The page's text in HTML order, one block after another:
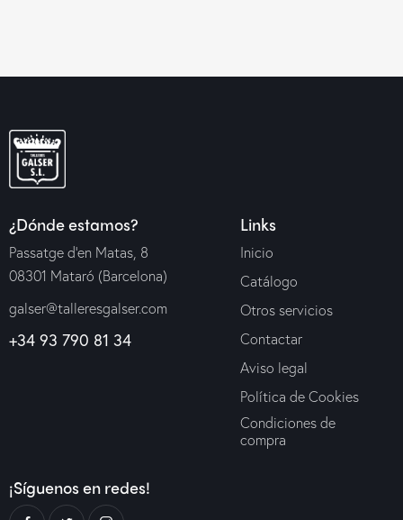
¿Dónde estamos?
Passatge d’en Matas, 8
08301 Mataró (Barcelona)
galser@talleresgalser.com
+34 93 790 81 34
Links
Inicio
Catálogo
Otros servicios
Contactar
Aviso legal
Política de Cookies
Condiciones de
compra
¡Síguenos en redes!